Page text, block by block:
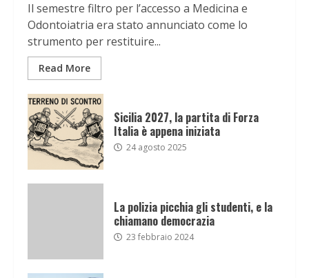
Il semestre filtro per l’accesso a Medicina e
Odontoiatria era stato annunciato come lo
strumento per restituire...
Read More
Sicilia 2027, la partita di Forza
Italia è appena iniziata
24 agosto 2025
La polizia picchia gli studenti, e la
chiamano democrazia
23 febbraio 2024